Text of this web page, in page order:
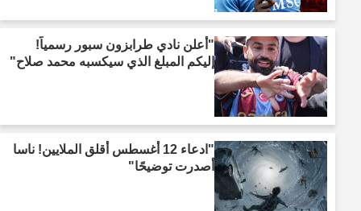
"أعلن نادي طرابزون سبور رسمياً!
إليكم المبلغ الذي سيكسبه محمد صلاح"
"ادعاء 12 أغسطس أقلق الملايين! ناسا
أصدرت توضيحًا"